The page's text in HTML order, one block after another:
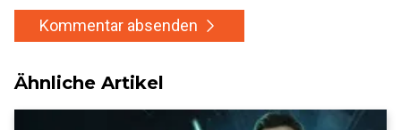
Kommentar absenden
Ähnliche Artikel